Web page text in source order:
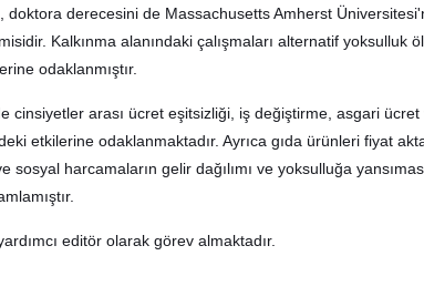
derecesini de Massachusetts Amherst
Kalkınma alanındaki çalışmaları alternatif yoksulluk
odaklanmıştır.
cinsiyetler arası ücret eşitsizliği, iş değiştirme, asgari ücret
etkilerine odaklanmaktadır. Ayrıca gıda ürünleri fiyat
harcamaların gelir dağılımı ve yoksulluğa
editör olarak görev almaktadır.